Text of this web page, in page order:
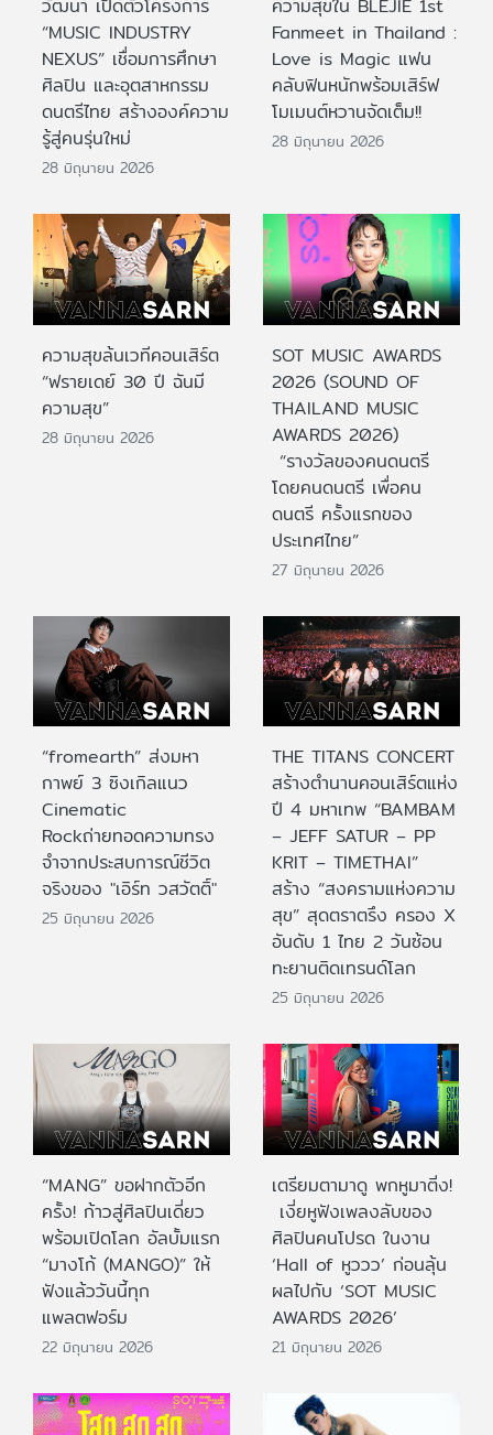
วัฒนา เปิดตัวโครงการ
“MUSIC INDUSTRY
NEXUS” เชื่อมการศึกษา
ศิลปิน และอุตสาหกรรม
ดนตรีไทย สร้างองค์ความ
รู้สู่คนรุ่นใหม่
28 มิถุนายน 2026
ความสุขใน BLEJIE 1st
Fanmeet in Thailand :
Love is Magic แฟน
คลับฟินหนักพร้อมเสิร์ฟ
โมเมนต์หวานจัดเต็ม!!
28 มิถุนายน 2026
ความสุขล้นเวทีคอนเสิร์ต
“ฟรายเดย์ 30 ปี ฉันมี
ความสุข”
28 มิถุนายน 2026
SOT MUSIC AWARDS
2026 (SOUND OF
THAILAND MUSIC
AWARDS 2026)
“รางวัลของคนดนตรี
โดยคนดนตรี เพื่อคน
ดนตรี ครั้งแรกของ
ประเทศไทย”
27 มิถุนายน 2026
“fromearth” ส่งมหา
กาพย์ 3 ซิงเกิลแนว
Cinematic
Rockถ่ายทอดความทรง
จำจากประสบการณ์ชีวิต
จริงของ "เอิร์ท วสวัตติ์"
25 มิถุนายน 2026
THE TITANS CONCERT
สร้างตำนานคอนเสิร์ตแห่ง
ปี 4 มหาเทพ “BAMBAM
– JEFF SATUR – PP
KRIT – TIMETHAI”
สร้าง “สงครามแห่งความ
สุข” สุดตราตรึง ครอง X
อันดับ 1 ไทย 2 วันซ้อน
ทะยานติดเทรนด์โลก
25 มิถุนายน 2026
“MANG” ขอฝากตัวอีก
ครั้ง! ก้าวสู่ศิลปินเดี่ยว
พร้อมเปิดโลก อัลบั้มแรก
“มางโก้ (MANGO)” ให้
ฟังแล้ววันนี้ทุก
แพลตฟอร์ม
22 มิถุนายน 2026
เตรียมตามาดู พกหูมาติ่ง!
เงี่ยหูฟังเพลงลับของ
ศิลปินคนโปรด ในงาน
‘Hall of หูววว’ ก่อนลุ้น
ผลไปกับ ‘SOT MUSIC
AWARDS 2026’
21 มิถุนายน 2026